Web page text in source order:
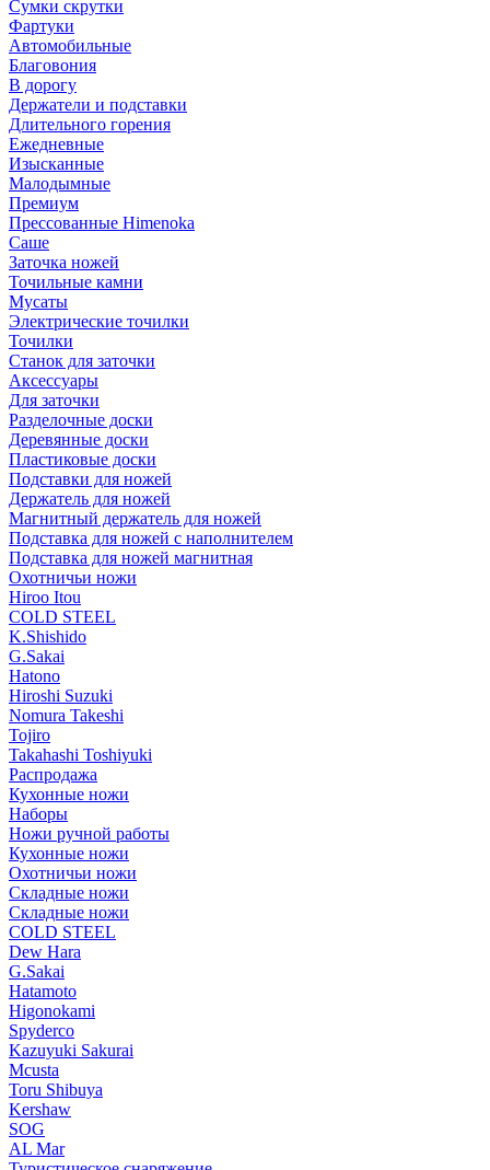
Сумки скрутки
Фартуки
Автомобильные
Благовония
В дорогу
Держатели и подставки
Длительного горения
Ежедневные
Изысканные
Малодымные
Премиум
Прессованные Himenoka
Саше
Заточка ножей
Точильные камни
Мусаты
Электрические точилки
Точилки
Станок для заточки
Аксессуары
Для заточки
Разделочные доски
Деревянные доски
Пластиковые доски
Подставки для ножей
Держатель для ножей
Магнитный держатель для ножей
Подставка для ножей с наполнителем
Подставка для ножей магнитная
Охотничьи ножи
Hiroo Itou
COLD STEEL
K.Shishido
G.Sakai
Hatono
Hiroshi Suzuki
Nomura Takeshi
Tojiro
Takahashi Toshiyuki
Распродажа
Кухонные ножи
Наборы
Ножи ручной работы
Кухонные ножи
Охотничьи ножи
Складные ножи
Складные ножи
COLD STEEL
Dew Hara
G.Sakai
Hatamoto
Higonokami
Spyderco
Kazuyuki Sakurai
Mcusta
Toru Shibuya
Kershaw
SOG
AL Mar